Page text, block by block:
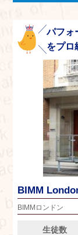
パフォ
をプロ
BIMM
BIMMロンドン
生徒数